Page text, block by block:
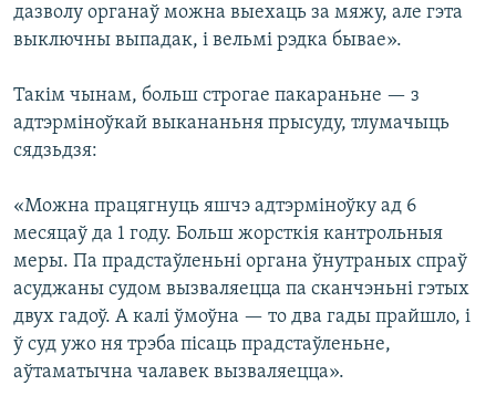
дазволу органаў можна выехаць за мяжу, але гэта
выключны выпадак, і вельмі рэдка бывае».
Такім чынам, больш строгае пакараньне — з
адтэрміноўкай выкананьня прысуду, тлумачыць
сядзьдзя:
«Можна працягнуць яшчэ адтэрміноўку ад 6
месяцаў да 1 году. Больш жорсткія кантрольныя
меры. Па прадстаўленьні органа ўнутраных спраў
асуджаны судом вызваляецца па сканчэньні гэтых
двух гадоў. А калі ўмоўна — то два гады прайшло, і
ў суд ужо ня трэба пісаць прадстаўленьне,
аўтаматычна чалавек вызваляецца».